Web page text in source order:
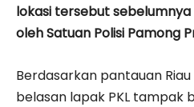
lokasi tersebut
oleh Satuan Polisi Pamong
Berdasarkan pantauan Riau
belasan lapak PKL tampak